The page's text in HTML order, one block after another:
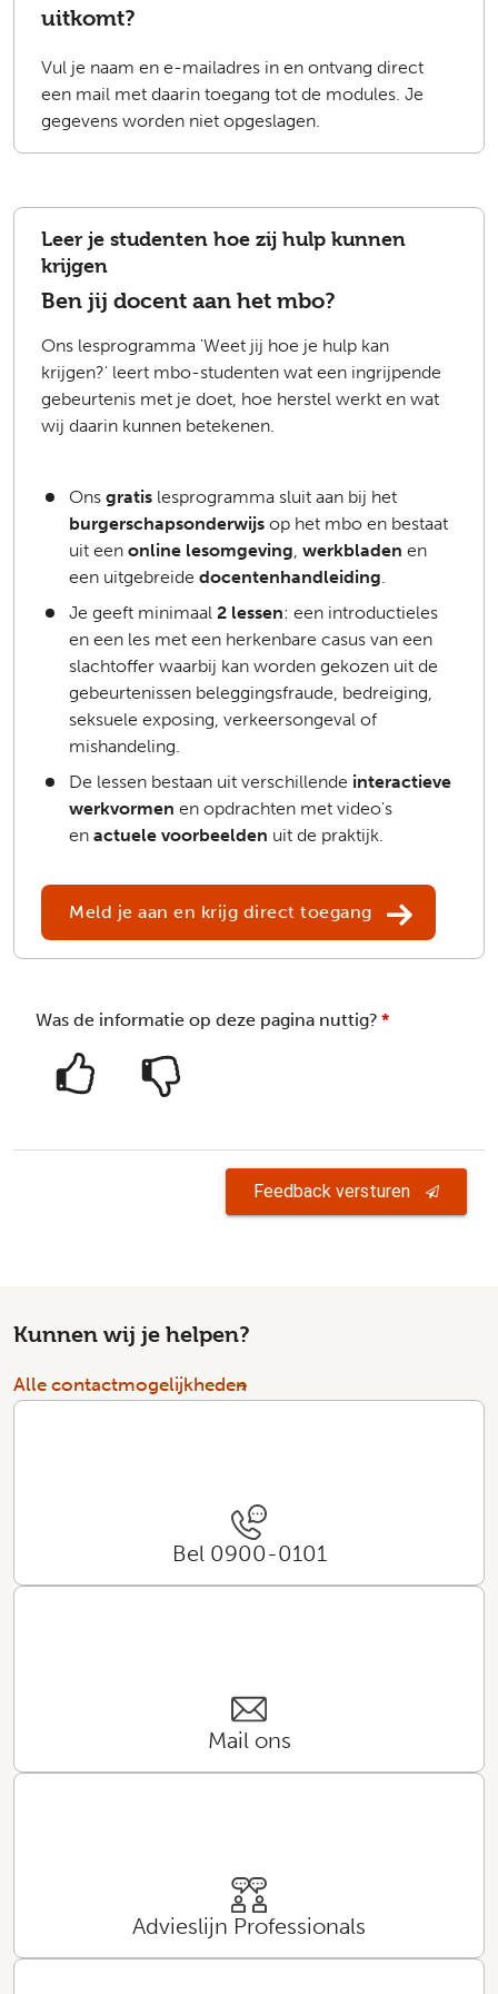
uitkomt?
Vul je naam en e-mailadres in en ontvang direct
een mail met daarin toegang tot de modules. Je
gegevens worden niet opgeslagen.
Leer je studenten hoe zij hulp kunnen
krijgen
Ben jij docent aan het mbo?
Ons lesprogramma 'Weet jij hoe je hulp kan
krijgen?' leert mbo-studenten wat een ingrijpende
gebeurtenis met je doet, hoe herstel werkt en wat
wij daarin kunnen betekenen.
Ons gratis lesprogramma sluit aan bij het
burgerschapsonderwijs op het mbo en bestaat
uit een online lesomgeving, werkbladen en
een uitgebreide docentenhandleiding.
Je geeft minimaal 2 lessen: een introductieles
en een les met een herkenbare casus van een
slachtoffer waarbij kan worden gekozen uit de
gebeurtenissen beleggingsfraude, bedreiging,
seksuele exposing, verkeersongeval of
mishandeling.
De lessen bestaan uit verschillende interactieve
werkvormen en opdrachten met video's
en actuele voorbeelden uit de praktijk.
Meld je aan en krijg direct toegang
Was de informatie op deze pagina nuttig? *
Feedback versturen
Kunnen wij je helpen?
Alle contactmogelijkheden
Bel 0900-0101
Mail ons
Advieslijn Professionals